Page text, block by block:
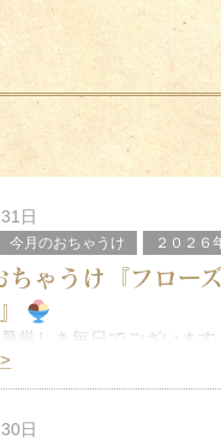
日
今月のおちゃうけ ２０２６
ちゃうけ『フロー
厳しき毎日でございま
わかハイカー” の私は、
日